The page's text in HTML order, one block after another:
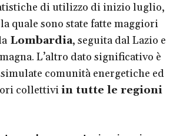
di utilizzo di inizio luglio,
quale sono state fatte maggiori
Lombardia, seguita dal Lazio e
L’altro dato significativo è
simulate comunità energetiche ed
collettiviin tutte le regioni